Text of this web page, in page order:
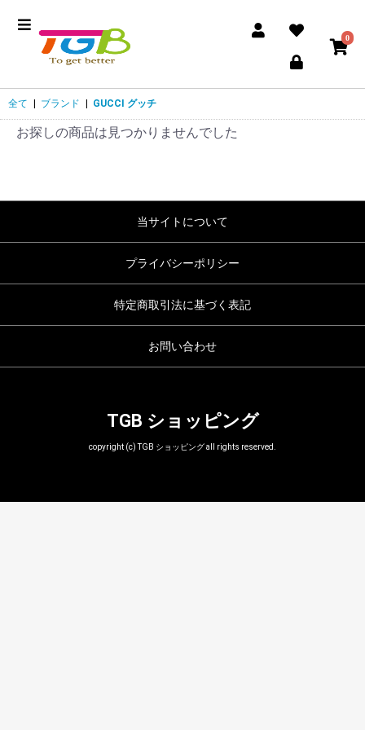
0
全て ブランド GUCCI グッチ
お探しの商品は見つかりませんでした
当サイトについて
プライバシーポリシー
特定商取引法に基づく表記
お問い合わせ
TGB ショッピング
copyright (c) TGB ショッピング all rights reserved.